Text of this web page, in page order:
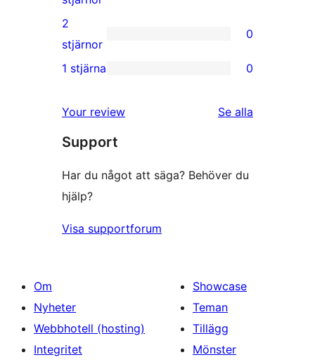
recensioner
3-
stjärniga
recensioner
0
2-
recensioner
2
stjärnor
0
stjärniga
recensioner
1 stjärna 0
Your review Se alla
Support
Har du något att säga? Behöver du
hjälp?
Visa supportforum
Om
Nyheter
Webbhotell (hosting)
Integritet
Showcase
Teman
Tillägg
Mönster